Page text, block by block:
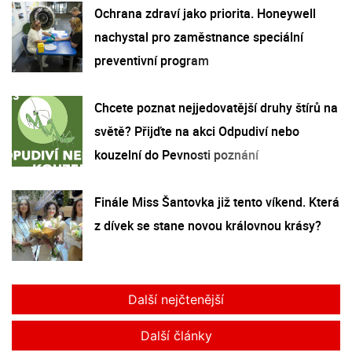
Ochrana zdraví jako priorita. Honeywell
nachystal pro zaměstnance speciální
preventivní program
Chcete poznat nejjedovatější druhy štírů na
světě? Přijďte na akci Odpudiví nebo
kouzelní do Pevnosti poznání
Finále Miss Šantovka již tento víkend. Která
z dívek se stane novou královnou krásy?
Další nejčtenější
Další články